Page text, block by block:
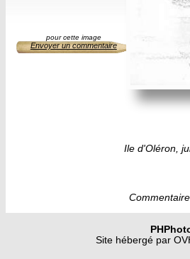
pour cette image
Envoyer un commentaire
Ile d'Oléron,
Site hébergé par